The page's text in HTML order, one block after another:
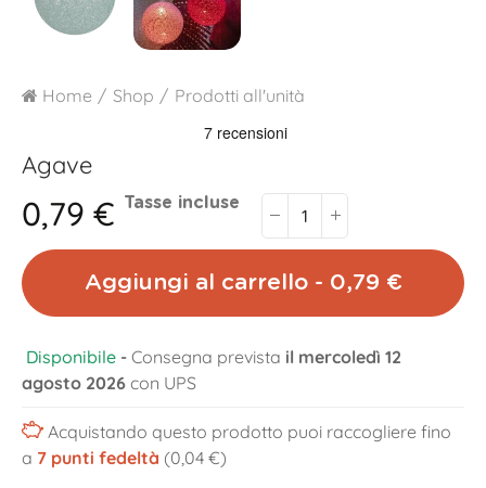
Home Shop Prodotti all'unità
Agave
0,79 € Tasse incluse
Aggiungi al carrello - 0,79 €
Disponibile - Consegna prevista il mercoledì 12
agosto 2026 con UPS
Acquistando questo prodotto puoi raccogliere fino
a 7 punti fedeltà (0,04 €)